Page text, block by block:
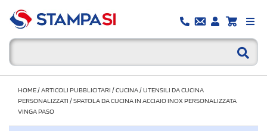
HOME/ARTICOLI PUBBLICITARI /CUCINA/UTENSILI DA CUCINA
PERSONALIZZATI /SPATOLA DA CUCINA IN ACCIAIO INOX PERSONALIZZATA
VINGA PASO